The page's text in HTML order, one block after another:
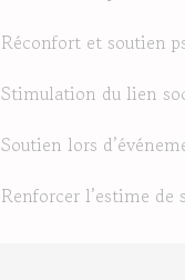
Réconfort et soutien
Stimulation du lien
Soutien lors
Renforcer l’estime de